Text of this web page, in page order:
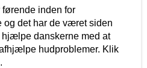
inden for
og det har de været siden
hjælpe danskerne med at
hudproblemer. Klik